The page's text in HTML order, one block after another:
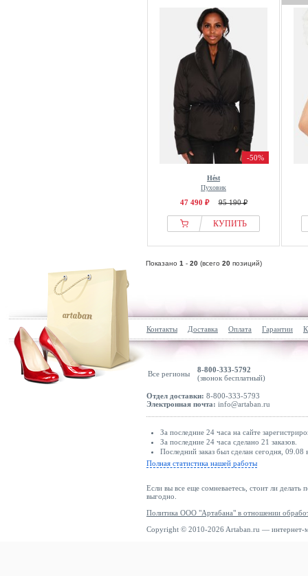
-50%
Hést
Пуховик
47 490 ₽ 95 190 ₽
КУПИТЬ
Показано 1 - 20 (всего 20 позиций)
Контакты Доставка Оплата Гарантии
Все регионы
8-800-333-5792
(звонок бесплатный)
Отдел доставки: 8-800-333-5793
Электронная почта: info@artaban.ru
За последние 24 часа на сайте
За последние 24 часа сделано 21 заказов.
Последний заказ был сделан сегодня, 09.08
Полная статистика нашей работы
Если вы все еще сомневаетесь, стоит ли делать
выгодно.
Политика ООО "Артабана" в отношении
Copyright © 2010-2026 Artaban.ru — интернет-